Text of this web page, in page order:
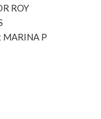
ROY
MARINA P